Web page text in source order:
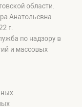
области.
Анатольевна
г.
по надзору в
и массовых